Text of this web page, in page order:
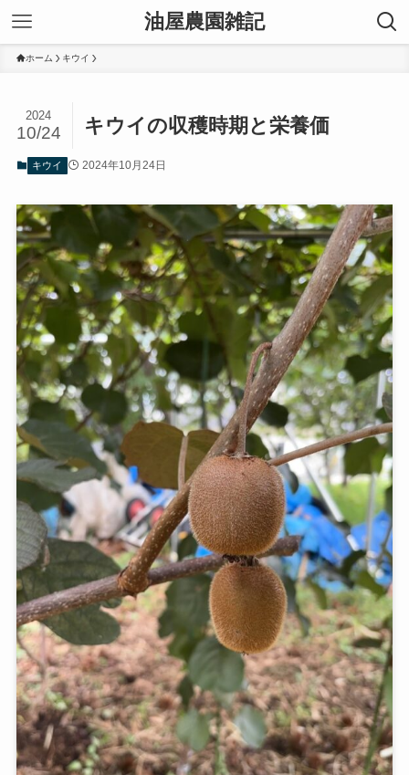
油屋農園雑記
ホーム キウイ
キウイの収穫時期と栄養価
2024
10/24
キウイ 2024年10月24日